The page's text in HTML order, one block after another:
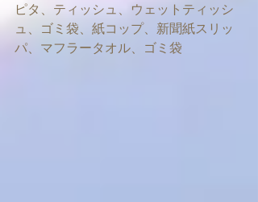
ピタ、ティッシュ、ウェットティッシ
ュ、ゴミ袋、紙コップ、新聞紙スリッ
パ、マフラータオル、ゴミ袋